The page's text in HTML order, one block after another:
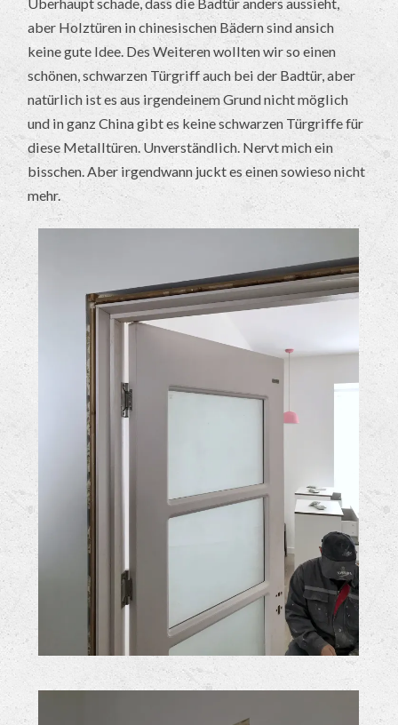
aber Holztüren in chinesischen Bädern sind ansich
keine gute Idee. Des Weiteren wollten wir so einen
schönen, schwarzen Türgriff auch bei der Badtür, aber
natürlich ist es aus irgendeinem Grund nicht möglich
und in ganz China gibt es keine schwarzen Türgriffe für
diese Metalltüren. Unverständlich. Nervt mich ein
bisschen. Aber irgendwann juckt es einen sowieso nicht
mehr.